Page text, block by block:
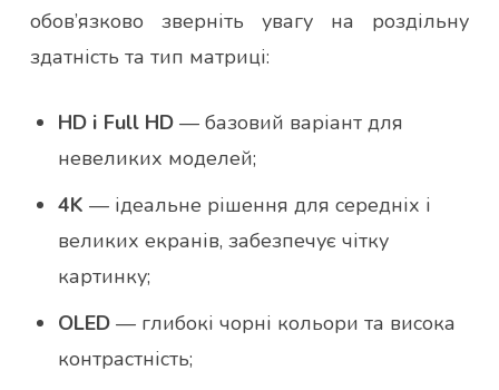
обов’язково зверніть увагу на роздільну
здатність та тип матриці:
HD і Full HD — базовий варіант для
невеликих моделей;
4K — ідеальне рішення для середніх і
великих екранів, забезпечує чітку
картинку;
OLED — глибокі чорні кольори та висока
контрастність;